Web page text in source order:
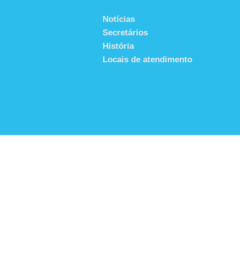
Notícias
Secretários
História
Locais de atendimento